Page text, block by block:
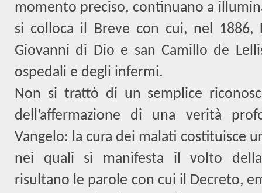
momento preciso, continuano a
si colloca il Breve con cui, nel 1886,
Giovanni di Dio e san Camillo de
ospedali e degli infermi.
Non si trattò di un semplice
dell’affermazione di una verità
Vangelo: la cura dei malati costituisce
nei quali si manifesta il volto della
risultano le parole con cui il Decreto,